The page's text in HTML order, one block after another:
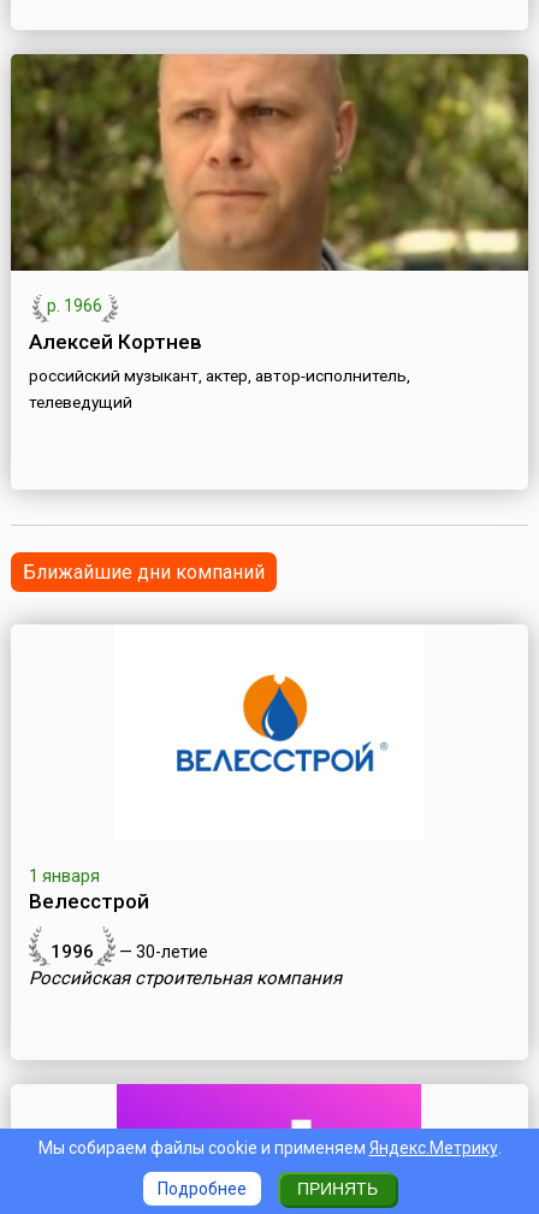
р. 1966
Алексей Кортнев
российский музыкант, актер, автор-исполнитель,
телеведущий
Ближайшие дни компаний
1 января
Велесстрой
1996 — 30-летие
Российская строительная компания
Мы собираем файлы cookie и применяем Яндекс.Метрику.
Подробнее ПРИНЯТЬ